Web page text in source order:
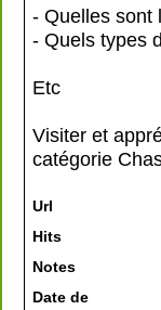
- Quelles sont
- Quels types
Etc
Visiter et
catégorie
Url
Hits
Notes
Date de